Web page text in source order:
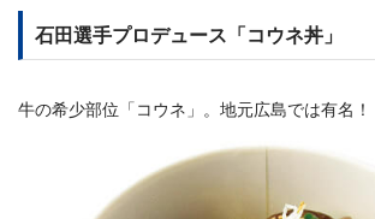
石田選手プロデュース「コウネ丼」
牛の希少部位「コウネ」。地元広島では有名！